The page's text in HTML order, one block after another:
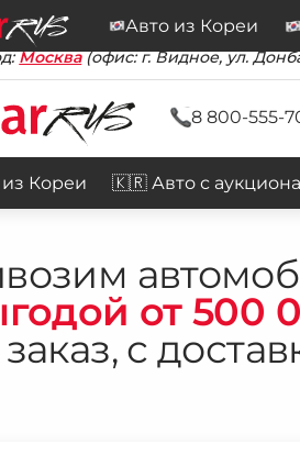
Москва (офис: г. Видное, ул.
8 800-555-
Кореи 🇰🇷 Авто с
Авто из Кореи
от 500
с